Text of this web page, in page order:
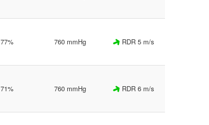
77% 760 mmHg RDR 5 m/s
71% 760 mmHg RDR 6 m/s